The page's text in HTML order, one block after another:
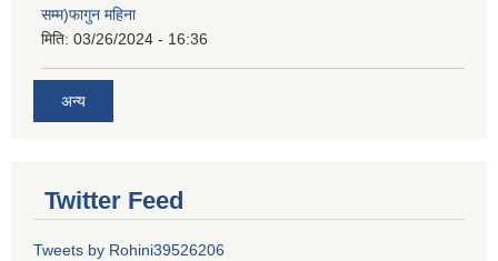
सम्म)फागुन महिना
मिति: 03/26/2024 - 16:36
अन्य
Twitter Feed
Tweets by Rohini39526206